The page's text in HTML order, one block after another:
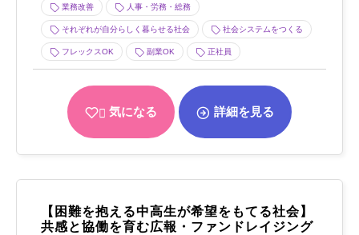
業務改善 人事・労務・総務
それぞれが自分らしく暮らせる社会 社会システムをつくる
フレックスOK 副業OK 正社員
気になる 詳細を見る
【困難を抱える中高生が希望をもてる社会】
共感と協働を育む広報・ファンドレイジング